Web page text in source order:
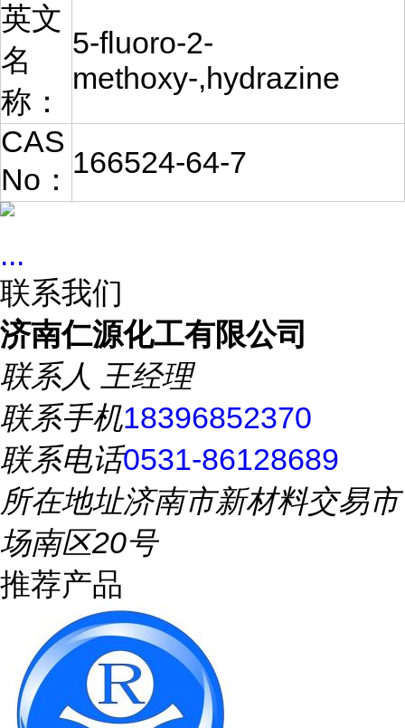
英文
名
称：
5-fluoro-2-
methoxy-,hydrazine
CAS
No： 166524-64-7
...
联系我们
济南仁源化工有限公司
联系人 王经理
联系手机18396852370
联系电话0531-86128689
所在地址济南市新材料交易市
场南区20号
推荐产品